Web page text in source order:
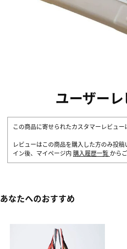
ユーザー
この商品に寄せられたカスタマーレビュー
レビューはこの商品を購入した方のみ投
イン後、マイページ内 購入履歴一覧 から
あなたへのおすすめ